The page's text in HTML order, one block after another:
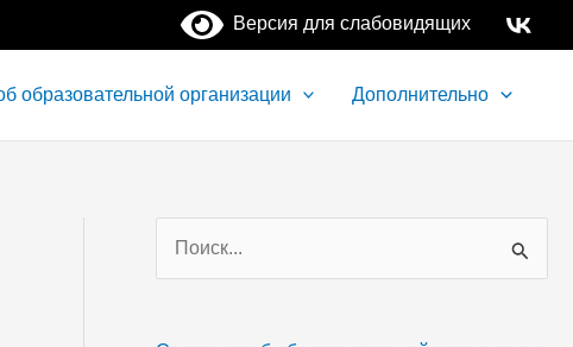
Версия для слабовидящих
образовательной организации Дополнительно